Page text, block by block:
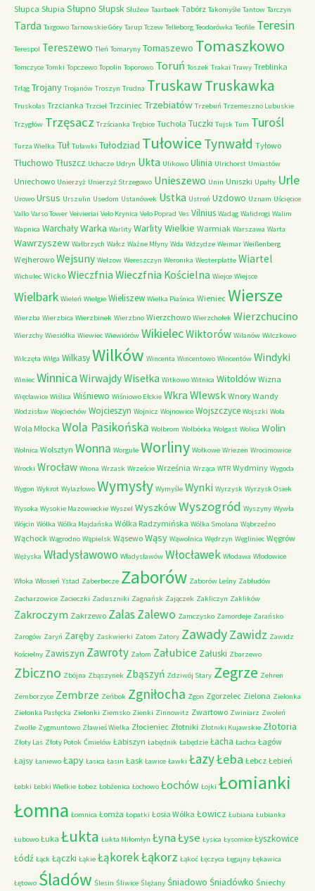
Słupca Słupia Słupno Słupsk Służew Taarbaek Tabórz Takomyśle Tantow Tarczyn
Tarda Targowo Tarnowskie Góry Tarup Tczew Telleborg Teodorówka Teofile Teresin
Terespol Tereszewo Tleń Tomaryny Tomaszewo Tomaszkowo
Tomczyce Tomki Topczewo Topolin Toporowo Toruń Toszek Trakai Trawy Treblinka
Trląg Trojany Trojanów Troszyn Trudna TruskawTruskawka
Truskolas Trzcianka Trzciel Trzciniec Trzebiatów Trzebuń Trzemeszno Lubuskie
Trzygłów Trzęsacz Trzścianka Trębice Tuchola Tuczki Tujsk Tum Turośl
Turza Wielka Tuł Tuławki Tułodziad Tułowice Tynwałd Tyłowo
Tłuchowo Tłuszcz Uchacze Udryn Ukta Ulikowo Ulinia Ulrichorst Umiastów
Uniechowo Unierzyż Unierzyż Strzegowo Unieszewo Unin Uniszki Upałty Urle
Urowo Ursus Urszulin Usedom Ustanówek Ustka Ustroń Uzdowo Uznam Uścięcice
Vallo Varso Tower Veivieriai Velo Krynica Velo Poprad Ves Vilnius Wadąg Walidrogi Walim
Wapnica WarchałyWarka Warlity Warlity Wielkie Warmiak Warszawa Warta
Wawrzyszew Wałbrzych Wałcz Ważne Młyny Wda Wdzydze Weimar Weißenberg
Wejherowo Wejsuny Welzow Wereszczyn Weronika Westerplatte Wiartel
Wichulec Wicko Wieczfnia Wieczfnia Kościelna Wiejce Wiejsce
Wielbark Wieleń Wielgie Wieliszew Wielka Piaśnica Wieniec Wiersze
Wierzba Wierzbica Wierzbinek Wierzbno Wierzchowo Wierzchołek Wierzchucino
Wierzchy Wiesiółka Wiewiec Wiewiórów WikielecWiktorów Wilanów Wilczkowo
Wilczęta Wilga WilkasyWilków Wincenta Wincentowo Wincentów Windyki
Winiec Winnica WirwajdyWisełka Witkowo Witnica Witoldów Wizna
Więcławice Wiślica Wiśniewo Wiśniowo Ełckie Wkra Wlewsk Wnory Wandy
Wodzisław Wojciechów Wojcieszyn Wojnicz Wojnowice Wojszczyce Wojszki Wola
Wola Młocka Wola Pasikońska Wolbrom Wolbórka Wolgast Wolica Wolin
Wolnica Wolsztyn Wonna Worgule Worliny Wołkowe Wriezen Wrocimowice
Wrocki Wrocław Wrona Wrzask Wrzeście Września Wrząca WTR Wydminy Wygoda
Wygon Wykrot Wylazłowo Wymysły Wymyśle Wynki Wyrzysk Wyrzysk Osiek
Wysoka Wysokie Mazowieckie Wyszel WyszkówWyszogród Wyszyny Wywła
Wójcin Wólka Wólka Majdańska Wólka Radzymińska Wólka Smolana Wąbrzeźno
Wąchock Wągrodno Wąpielsk Wąsewo Wąsy Wąwolnica Wędrzyn Węgliniec Węgrów
Wężyska Władysławowo Władysławów Włocławek Włodawa Włodowice
Włoka Włosień Ystad Zaberbecze Zaborów Zaborów Leśny Zabłudów
Zacharzowice Zacieczki Zaduszniki Zagnańsk Zajączek Zakliczyn Zaklików
Zakroczym Zakrzewo ZalasZalewo Zamczysko Zamordeje Zarańsko
Zarogów Zaryń Zaręby Zaskwierki Zatom Zatory ZawadyZawidz Zawidz
Kościelny Zawiszyn Zawroty Załom Załubice Załuski Zbarzewo
Zbiczno Zbójna Zbąszynek Zbąszyń Zdziwój Stary Zegrze Zehren
Zemborzyce Zembrze Zeńbok Zgniłocha Zgon Zgorzelec Zielona Zielonka
Zielonka Pasłęcka Zielonki Ziemsko Zienki Zinnowitz Zwartowo Zwiniarz Zwoleń
Zwolle Zygmuntowo Zławieś Wielka Złocieniec Złotniki Złotniki Kujawskie Złotoria
Złoty Las Złoty Potok Ćmielów Łabiszyn Łabędnik Łabędzie Łacha Łachca Łagów
Łajsy Łaniewo Łapy Łasica Łasin Łask Ławice Ławki ŁazyŁeba Łebcz Łebień
Łebki Łebki Wielkie Łobez Łobżenica Łochowo Łochów Łojki Łomianki
Łomna Łomnica Łomża Łopatki Łosia Wólka Łowicz Łubiana Łubianka
Łubowo Łuka Łukta Łukta Miłomłyn ŁynaŁyse Łysica Łysomice Łyszkowice
Łódź Łąck Łączki Łąkie ŁąkorekŁąkorz Łąkoć Łęczyca Łęgajny Łękawica
Łętowo Śladów Ślesin Śliwice Ślężany Śniadowo Śniadówko Śniechy